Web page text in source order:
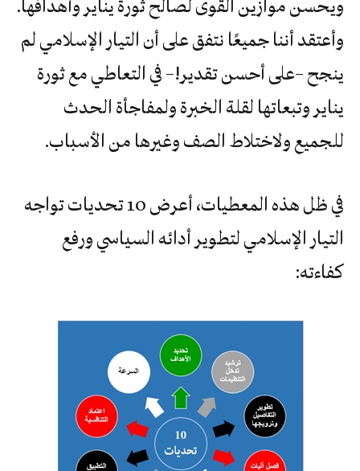
ويحسن موازين القوى لصالح ثورة يناير وأهدافها.
وأعتقد أننا جميعًا نتفق على أن التيار الإسلامي لم
ينجح –على أحسن تقدير!– في التعاطي مع ثورة
يناير وتبعاتها لقلة الخبرة ولمفاجأة الحدث
للجميع ولاختلاط الصف وغيرها من الأسباب.
في ظل هذه المعطيات، أعرض 10 تحديات تواجه
التيار الإسلامي لتطوير أدائه السياسي ورفع
كفاءته: